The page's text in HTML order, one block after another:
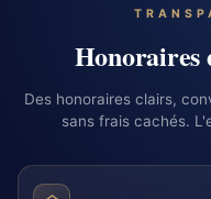
Honoraires
Des honoraires clairs,
sans frais cachés.